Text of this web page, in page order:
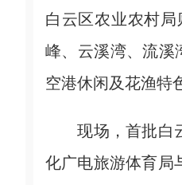
白云区农业农村
峰、云溪湾、流溪
空港休闲及花渔特
现场，首批白云
化广电旅游体育局